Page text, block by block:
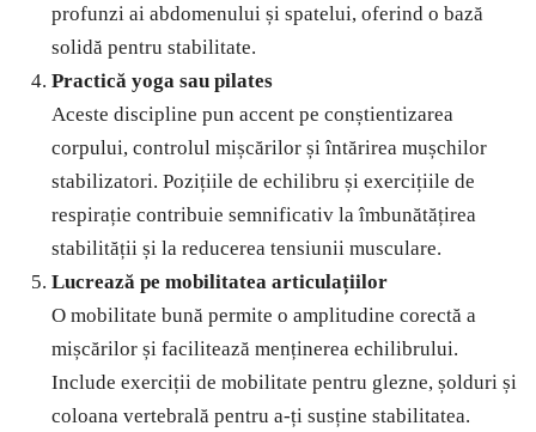
profunzi ai abdomenului și spatelui, oferind o bază
solidă pentru stabilitate.
Practică yoga sau pilates
Aceste discipline pun accent pe conștientizarea
corpului, controlul mișcărilor și întărirea mușchilor
stabilizatori. Pozițiile de echilibru și exercițiile de
respirație contribuie semnificativ la îmbunătățirea
stabilității și la reducerea tensiunii musculare.
Lucrează pe mobilitatea articulațiilor
O mobilitate bună permite o amplitudine corectă a
mișcărilor și facilitează menținerea echilibrului.
Include exerciții de mobilitate pentru glezne, șolduri și
coloana vertebrală pentru a-ți susține stabilitatea.